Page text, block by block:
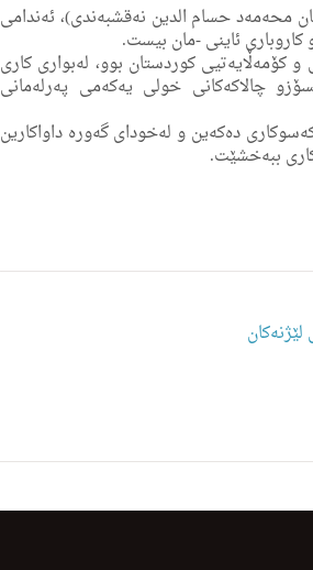
محەمەد حسام الدین نەقشبەندی)، ئه‌ندامی
ئاینی -مان بیست.
کۆمەڵایەتیی کوردستان بوو، لەبواری کاری
چالاکەکانی خولی یه‌كه‌می پەرلەمانی
دەکەین و لەخودای گەوره داواکارین
ببه‌خشێت.